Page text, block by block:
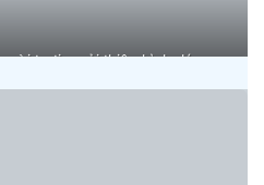
tự tin, cải thiện hình dáng